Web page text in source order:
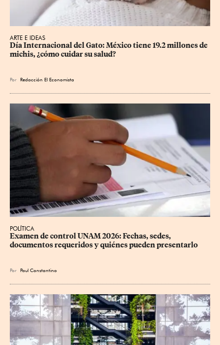
ARTE E IDEAS
Día Internacional del Gato: México tiene 19.2 millones de
michis, ¿cómo cuidar su salud?
Por Redacción El Economista
POLÍTICA
Examen de control UNAM 2026: Fechas, sedes,
documentos requeridos y quiénes pueden presentarlo
Por Paul Constantino